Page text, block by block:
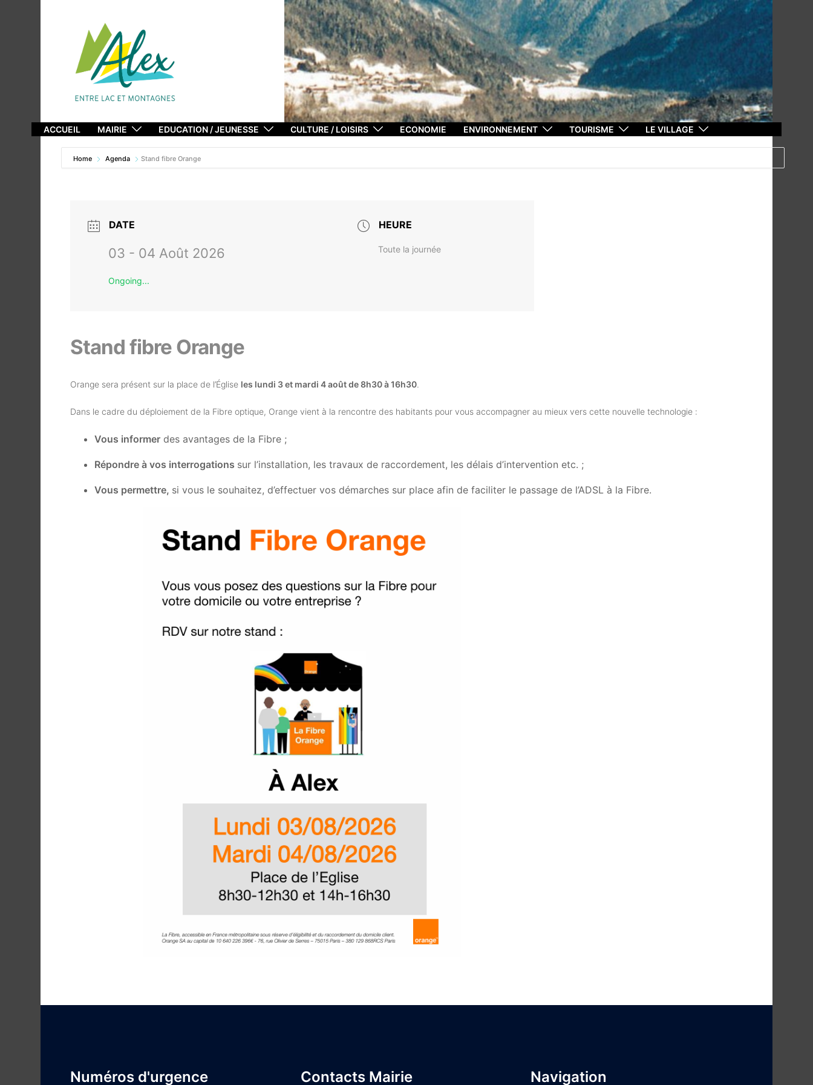
ACCUEIL MAIRIE EDUCATION / JEUNESSE CULTURE / LOISIRS ECONOMIE ENVIRONNEMENT TOURISME LE VILLAGE
Home Agenda Stand fibre Orange
DATE
03 - 04 Août 2026
Ongoing...
HEURE
Toute la journée
Stand fibre Orange
Orange sera présent sur la place de l’Église les lundi 3 et mardi 4 août de 8h30 à 16h30.
Dans le cadre du déploiement de la Fibre optique, Orange vient à la rencontre des habitants pour vous accompagner au mieux vers cette nouvelle technologie :
Vous informerdes avantages de la Fibre ;
Répondre à vos interrogations sur l’installation, les travaux de raccordement, les délais d’intervention etc. ;
Vous permettre, si vous le souhaitez, d’effectuer vos démarches sur place afin de faciliter le passage de l’ADSL à la Fibre.
Numéros d'urgence Contacts Mairie Navigation